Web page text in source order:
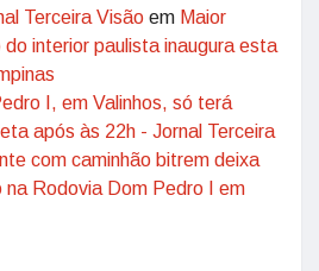
Terceira Visão em Maior
do interior paulista inaugura esta
I, em Valinhos, só terá
após às 22h - Jornal Terceira
com caminhão bitrem deixa
Rodovia Dom Pedro I em